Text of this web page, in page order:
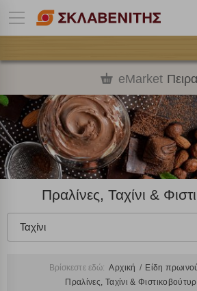
eMarket
Πραλίνες, Ταχίνι &
Ταχίνι
Βρίσκεστε εδώ: Αρχική
Είδη
Πραλίνες, Ταχίνι &